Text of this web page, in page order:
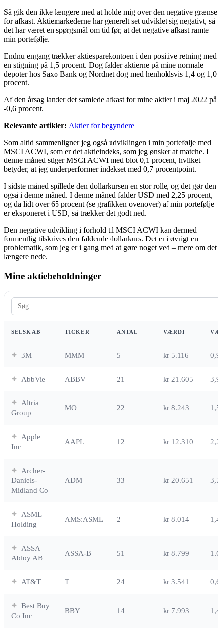
Så gik den ikke længere med at holde mig over den negative grænse
for afkast. Aktiemarkederne har generelt set udviklet sig negativt, så
det har været en spørgsmål om tid før, at det negative afkast ramte
min portefølje.
Endnu engang trækker aktiesparekontoen i den positive retning med
en stigning på 1,5 procent. Dog falder aktierne på mine normale
depoter hos Saxo Bank og Nordnet dog med henholdsvis 1,4 og 1,0
procent.
Af den årsag lander det samlede afkast for mine aktier i maj 2022 på
-0,6 procent.
Relevante artikler: Aktier for begyndere
Som altid sammenligner jeg også udviklingen i min portefølje med
MSCI ACWI, som er det aktieindeks, som jeg ønsker at matche. I
denne måned stiger MSCI ACWI med blot 0,1 procent, hvilket
betyder, at jeg underperformer indekset med 0,7 procentpoint.
I sidste måned spillede den dollarkursen en stor rolle, og det gør den
også i denne måned. I denne måned falder USD med 2,25 procent,
og da lidt over 65 procent (se grafikken ovenover) af min portefølje
er eksponeret i USD, så trækker det godt ned.
Den negative udvikling i forhold til MSCI ACWI kan dermed
formentlig tilskrives den faldende dollarkurs. Det er i øvrigt en
problematik, som jeg er i gang med at gøre noget ved – mere om det
længere nede.
Mine aktiebeholdninger
SELSKAB TICKER ANTAL VÆRDI
3M MMM 5 kr 5.116
AbbVie ABBV 21 kr 21.605
Altria
Group
MO 22 kr 8.243
Apple
Inc
AAPL 12 kr 12.310
Archer-
Daniels-
Midland Co
ADM 33 kr 20.651
ASML
Holding
AMS:ASML 2 kr 8.014
ASSA
Abloy AB
ASSA-B 51 kr 8.799
AT&T T 24 kr 3.541
Best Buy
Co Inc
BBY 14 kr 7.993